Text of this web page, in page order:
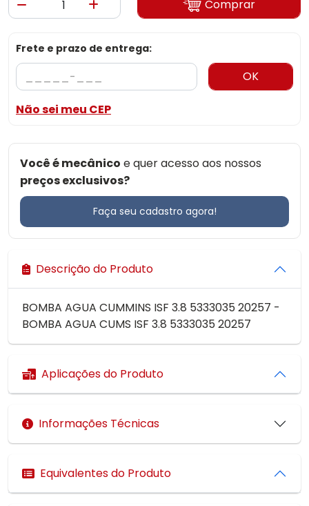
Comprar
Frete e prazo de entrega:
OK
Não sei meu CEP
Você é mecânico e quer acesso aos nossos
preços exclusivos?
Faça seu cadastro agora!
Descrição do Produto
BOMBA AGUA CUMMINS ISF 3.8 5333035 20257 -
BOMBA AGUA CUMS ISF 3.8 5333035 20257
Aplicações do Produto
Informações Técnicas
Equivalentes do Produto